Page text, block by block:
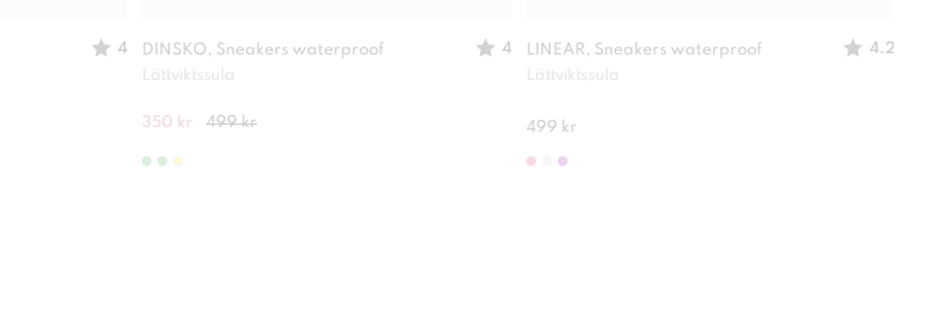
4
DINSKO, Sneakers waterproof
4
Lättviktssula
350 kr 499 kr
LINEAR, Sneakers waterproof
4.2
Lättviktssula
499 kr